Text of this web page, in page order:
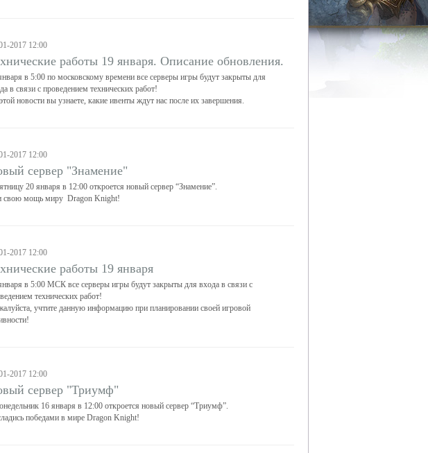
2017 12:00
работы 19 января. Описание обновления.
в 5:00 по московскому времени все серверы игры будут закрыты для
в связи с проведением технических работ!
новости вы узнаете, какие ивенты ждут нас после их завершения.
2017 12:00
сервер "Знамение"
20 января в 12:00 откроется новый сервер “Знамение”.
свою мощь миру Dragon Knight!
2017 12:00
работы 19 января
в 5:00 МСК все серверы игры будут закрыты для входа в связи с
технических работ!
учтите данную информацию при планировании своей игровой
2017 12:00
сервер "Триумф"
16 января в 12:00 откроется новый сервер “Триумф”.
победами в мире Dragon Knight!